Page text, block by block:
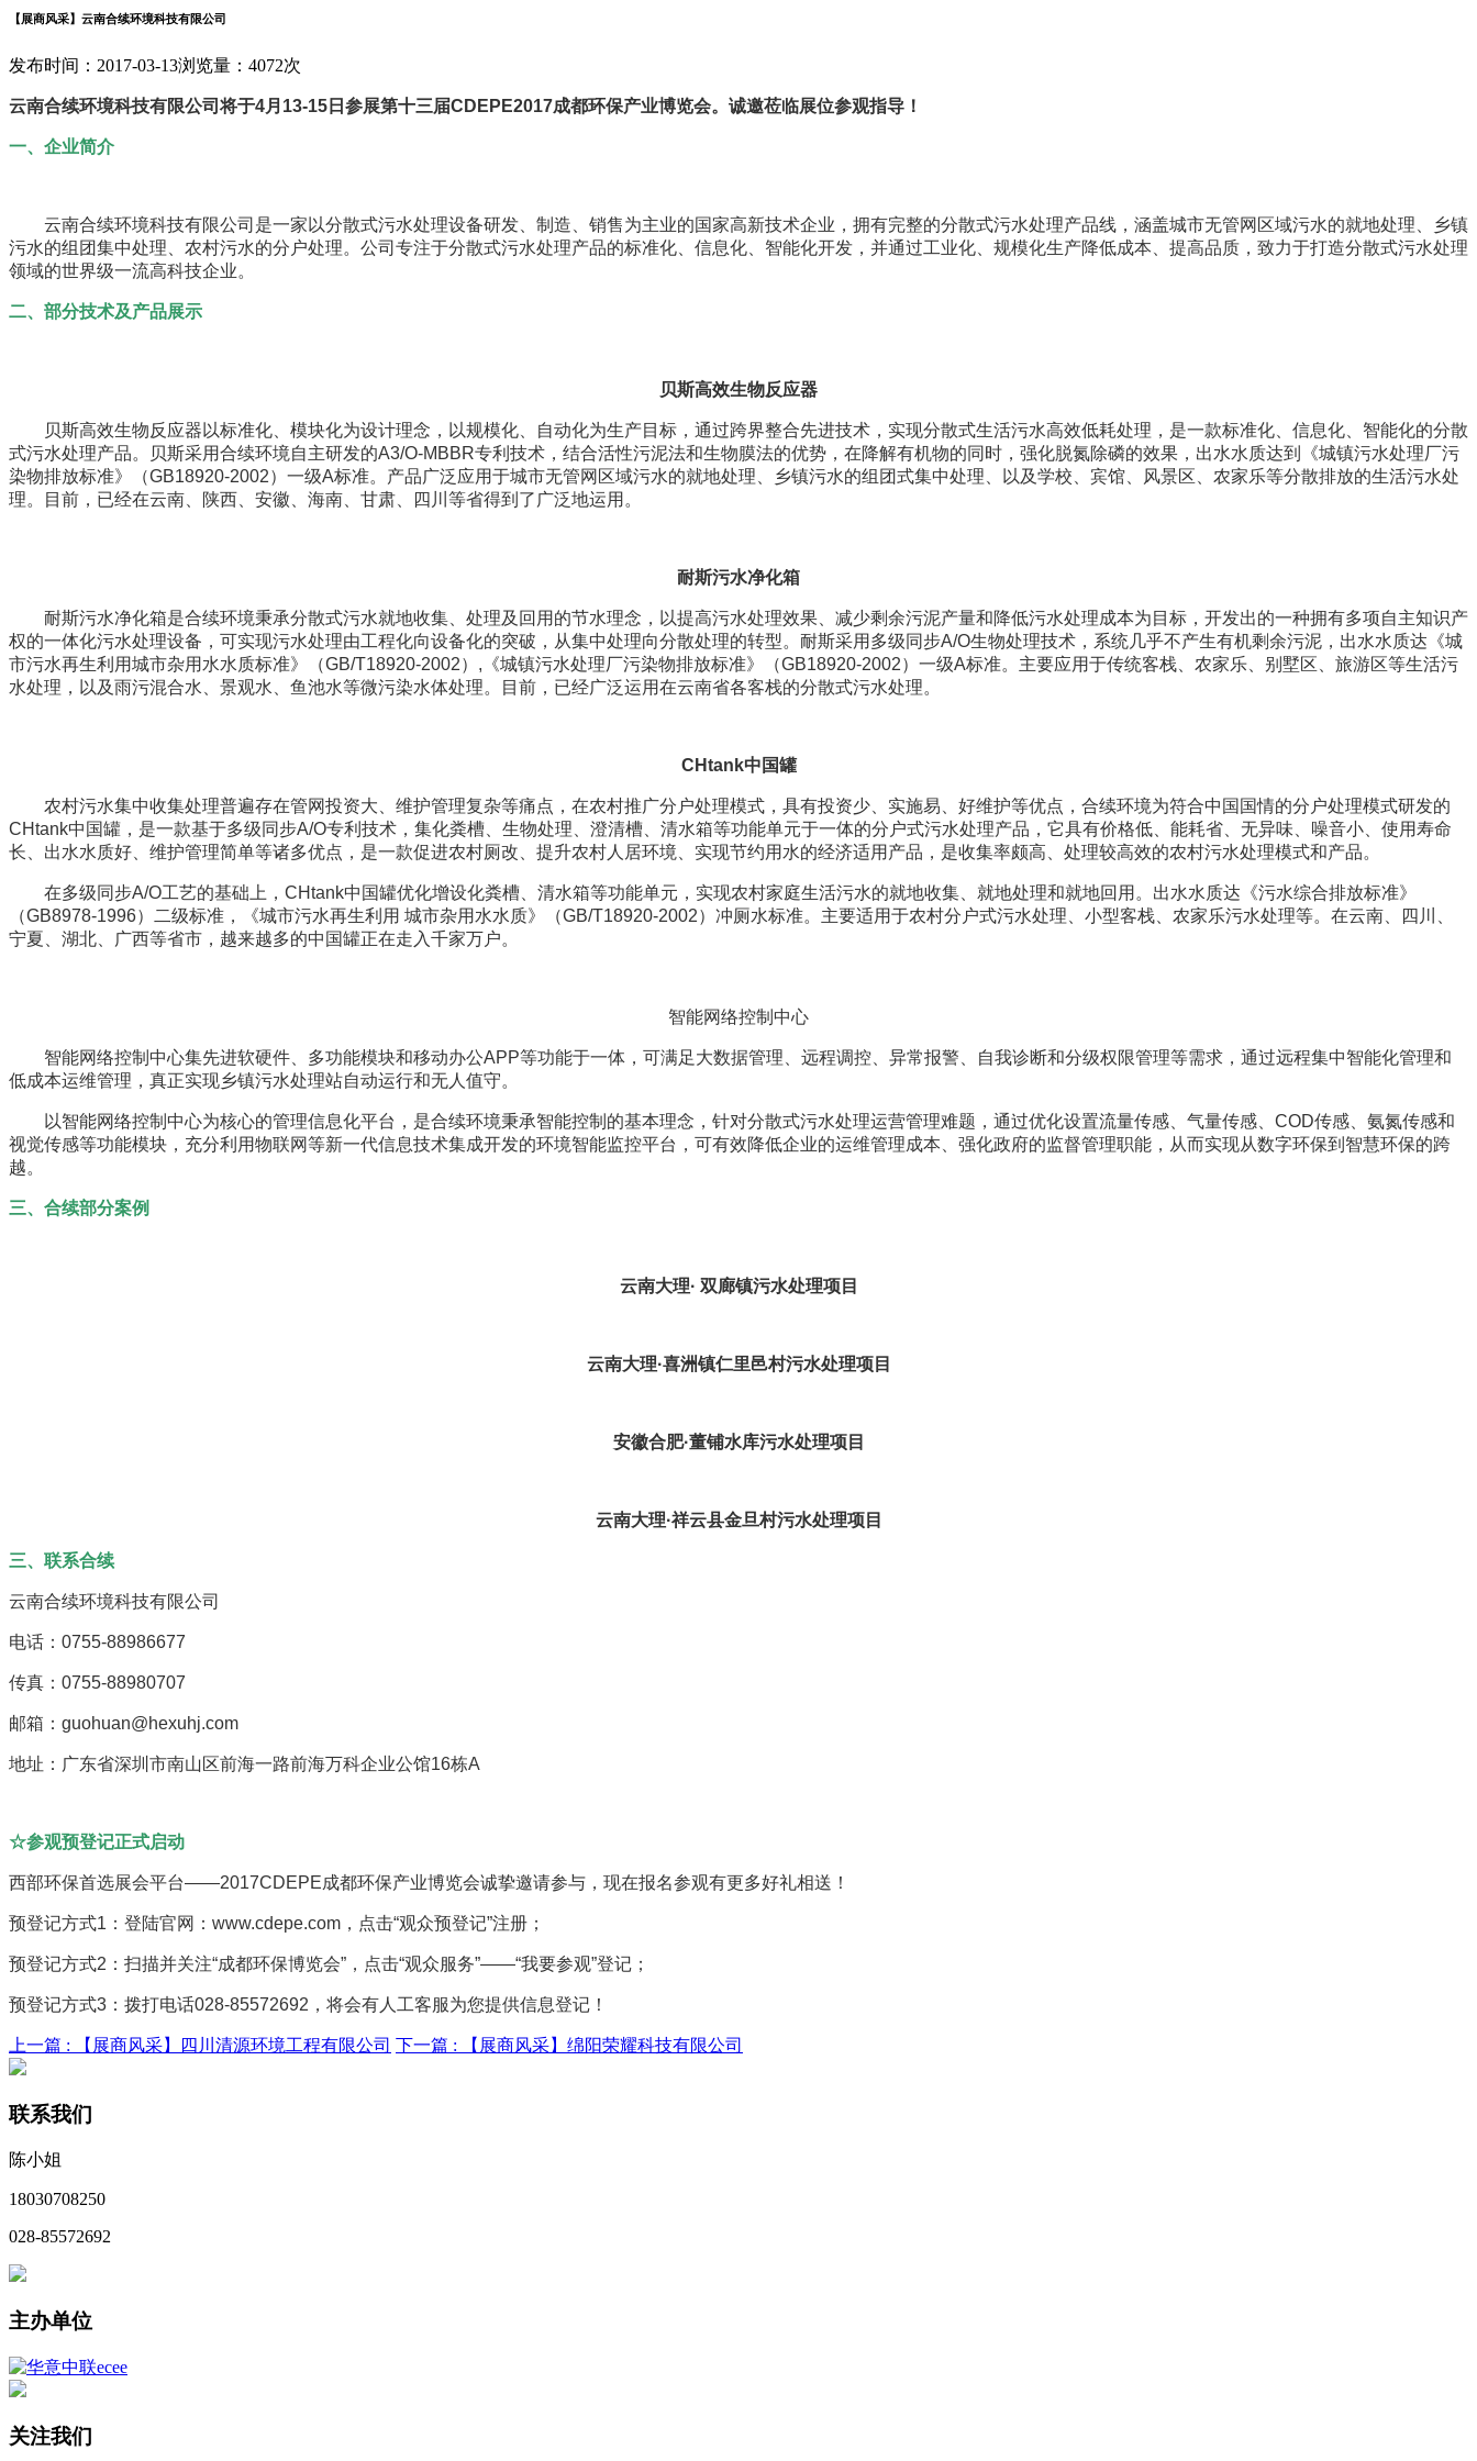
【展商风采】云南合续环境科技有限公司
发布时间：2017-03-13浏览量：4072次
云南合续环境科技有限公司将于4月13-15日参展第十三届CDEPE2017成都环保产业博览会。诚邀莅临展位参观指导！
一、企业简介
云南合续环境科技有限公司是一家以分散式污水处理设备研发、制造、销售为主业的国家高新技术企业，拥有完整的分散式污水处理产品线，涵盖城市无管网区域污水的就地处理、乡镇
污水的组团集中处理、农村污水的分户处理。公司专注于分散式污水处理产品的标准化、信息化、智能化开发，并通过工业化、规模化生产降低成本、提高品质，致力于打造分散式污水处理
领域的世界级一流高科技企业。
二、部分技术及产品展示
贝斯高效生物反应器
贝斯高效生物反应器以标准化、模块化为设计理念，以规模化、自动化为生产目标，通过跨界整合先进技术，实现分散式生活污水高效低耗处理，是一款标准化、信息化、智能化的分散
式污水处理产品。贝斯采用合续环境自主研发的A3/O-MBBR专利技术，结合活性污泥法和生物膜法的优势，在降解有机物的同时，强化脱氮除磷的效果，出水水质达到《城镇污水处理厂污
染物排放标准》（GB18920-2002）一级A标准。产品广泛应用于城市无管网区域污水的就地处理、乡镇污水的组团式集中处理、以及学校、宾馆、风景区、农家乐等分散排放的生活污水处
理。目前，已经在云南、陕西、安徽、海南、甘肃、四川等省得到了广泛地运用。
耐斯污水净化箱
耐斯污水净化箱是合续环境秉承分散式污水就地收集、处理及回用的节水理念，以提高污水处理效果、减少剩余污泥产量和降低污水处理成本为目标，开发出的一种拥有多项自主知识产
权的一体化污水处理设备，可实现污水处理由工程化向设备化的突破，从集中处理向分散处理的转型。耐斯采用多级同步A/O生物处理技术，系统几乎不产生有机剩余污泥，出水水质达《城
市污水再生利用城市杂用水水质标准》（GB/T18920-2002）,《城镇污水处理厂污染物排放标准》（GB18920-2002）一级A标准。主要应用于传统客栈、农家乐、别墅区、旅游区等生活污
水处理，以及雨污混合水、景观水、鱼池水等微污染水体处理。目前，已经广泛运用在云南省各客栈的分散式污水处理。
CHtank中国罐
农村污水集中收集处理普遍存在管网投资大、维护管理复杂等痛点，在农村推广分户处理模式，具有投资少、实施易、好维护等优点，合续环境为符合中国国情的分户处理模式研发的
CHtank中国罐，是一款基于多级同步A/O专利技术，集化粪槽、生物处理、澄清槽、清水箱等功能单元于一体的分户式污水处理产品，它具有价格低、能耗省、无异味、噪音小、使用寿命
长、出水水质好、维护管理简单等诸多优点，是一款促进农村厕改、提升农村人居环境、实现节约用水的经济适用产品，是收集率颇高、处理较高效的农村污水处理模式和产品。
在多级同步A/O工艺的基础上，CHtank中国罐优化增设化粪槽、清水箱等功能单元，实现农村家庭生活污水的就地收集、就地处理和就地回用。出水水质达《污水综合排放标准》
（GB8978-1996）二级标准，《城市污水再生利用 城市杂用水水质》（GB/T18920-2002）冲厕水标准。主要适用于农村分户式污水处理、小型客栈、农家乐污水处理等。在云南、四川、
宁夏、湖北、广西等省市，越来越多的中国罐正在走入千家万户。
智能网络控制中心
智能网络控制中心集先进软硬件、多功能模块和移动办公APP等功能于一体，可满足大数据管理、远程调控、异常报警、自我诊断和分级权限管理等需求，通过远程集中智能化管理和
低成本运维管理，真正实现乡镇污水处理站自动运行和无人值守。
以智能网络控制中心为核心的管理信息化平台，是合续环境秉承智能控制的基本理念，针对分散式污水处理运营管理难题，通过优化设置流量传感、气量传感、COD传感、氨氮传感和
视觉传感等功能模块，充分利用物联网等新一代信息技术集成开发的环境智能监控平台，可有效降低企业的运维管理成本、强化政府的监督管理职能，从而实现从数字环保到智慧环保的跨
越。
三、合续部分案例
云南大理· 双廊镇污水处理项目
云南大理·喜洲镇仁里邑村污水处理项目
安徽合肥·董铺水库污水处理项目
云南大理·祥云县金旦村污水处理项目
三、联系合续
云南合续环境科技有限公司
电话：0755-88986677
传真：0755-88980707
邮箱：guohuan@hexuhj.com
地址：广东省深圳市南山区前海一路前海万科企业公馆16栋A
☆参观预登记正式启动
西部环保首选展会平台——2017CDEPE成都环保产业博览会诚挚邀请参与，现在报名参观有更多好礼相送！
预登记方式1：登陆官网：www.cdepe.com，点击“观众预登记”注册；
预登记方式2：扫描并关注“成都环保博览会”，点击“观众服务”——“我要参观”登记；
预登记方式3：拨打电话028-85572692，将会有人工客服为您提供信息登记！
上一篇 : 【展商风采】四川清源环境工程有限公司 下一篇 : 【展商风采】绵阳荣耀科技有限公司
联系我们
陈小姐
18030708250
028-85572692
主办单位
关注我们